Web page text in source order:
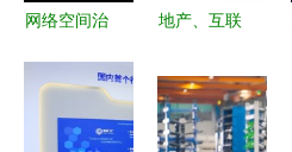
网络空间治
《互联网弹
窗信息推送
地产、互联
融合 美国
自存仓市场